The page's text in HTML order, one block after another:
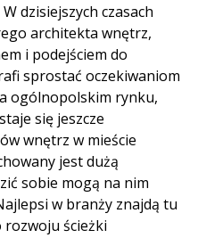
dzisiejszych czasach
architekta wnętrz,
i podejściem do
sprostać oczekiwaniom
ogólnopolskim rynku,
się jeszcze
wnętrz w mieście
jest dużą
sobie mogą na nim
w branży znajdą tu
rozwoju ścieżki